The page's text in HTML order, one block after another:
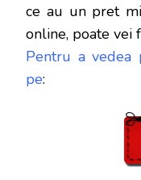
ce au un pret
online, poate vei
Pentru a vedea
pe: